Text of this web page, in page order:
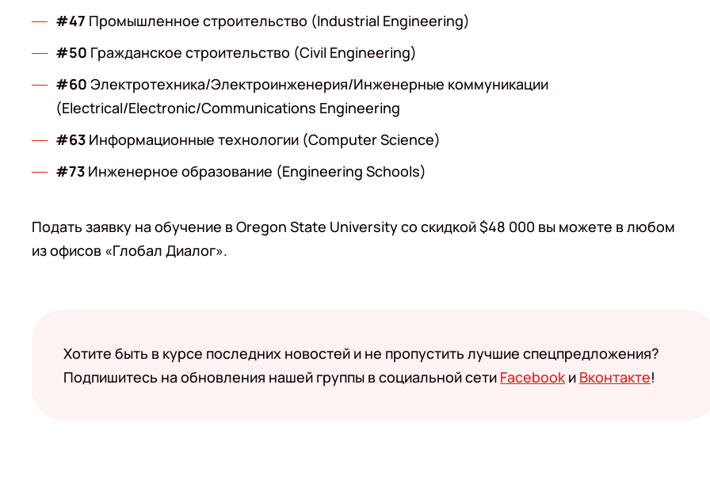
#47 Промышленное строительство (Industrial Engineering)
#50 Гражданское строительство (Civil Engineering)
#60 Электротехника/Электроинженерия/Инженерные коммуникации
(Electrical/Electronic/Communications Engineering
#63 Информационные технологии (Computer Science)
#73 Инженерное образование (Engineering Schools)
Подать заявку на обучение в Oregon State University со скидкой $48 000 вы можете в любом
из офисов «Глобал Диалог».
Хотите быть в курсе последних новостей и не пропустить лучшие спецпредложения?
Подпишитесь на обновления нашей группы в социальной сети Facebookи Вконтакте!